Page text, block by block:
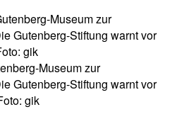
Museum zur
Gutenberg-Stiftung warnt vor
gik